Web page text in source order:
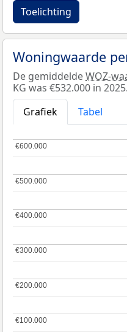
Toelichting
Woningwaarde
De gemiddeldeWOZ-
KG was €532.000 in 2025.
Grafiek
Tabel
€100.000
€100.000
€200.000
€200.000
€300.000
€300.000
€400.000
€400.000
€500.000
€500.000
€600.000
€600.000